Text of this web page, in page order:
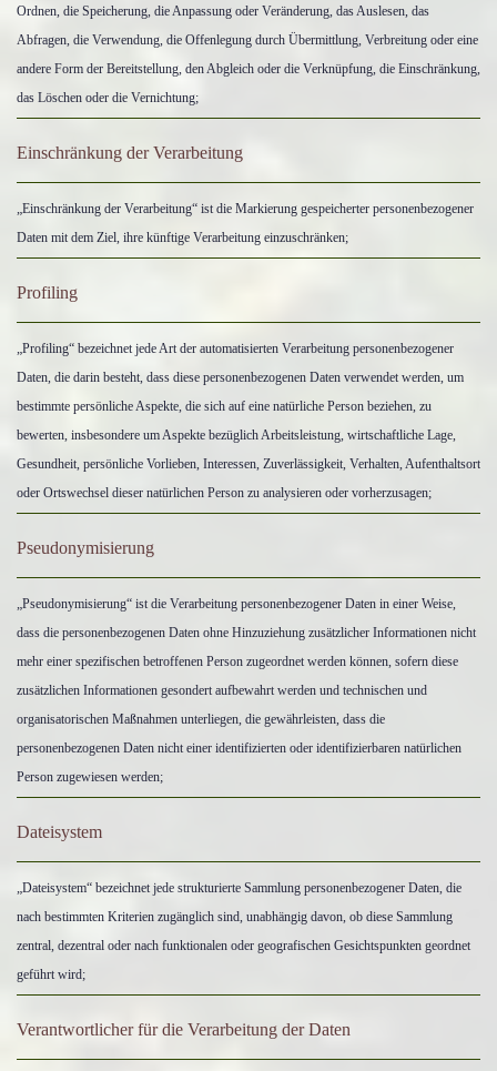
Ordnen, die Speicherung, die Anpassung oder Veränderung, das Auslesen, das
Abfragen, die Verwendung, die Offenlegung durch Übermittlung, Verbreitung oder eine
andere Form der Bereitstellung, den Abgleich oder die Verknüpfung, die Einschränkung,
das Löschen oder die Vernichtung;
Einschränkung der Verarbeitung
„Einschränkung der Verarbeitung“ ist die Markierung gespeicherter personenbezogener
Daten mit dem Ziel, ihre künftige Verarbeitung einzuschränken;
Profiling
„Profiling“ bezeichnet jede Art der automatisierten Verarbeitung personenbezogener
Daten, die darin besteht, dass diese personenbezogenen Daten verwendet werden, um
bestimmte persönliche Aspekte, die sich auf eine natürliche Person beziehen, zu
bewerten, insbesondere um Aspekte bezüglich Arbeitsleistung, wirtschaftliche Lage,
Gesundheit, persönliche Vorlieben, Interessen, Zuverlässigkeit, Verhalten, Aufenthaltsort
oder Ortswechsel dieser natürlichen Person zu analysieren oder vorherzusagen;
Pseudonymisierung
„Pseudonymisierung“ ist die Verarbeitung personenbezogener Daten in einer Weise,
dass die personenbezogenen Daten ohne Hinzuziehung zusätzlicher Informationen nicht
mehr einer spezifischen betroffenen Person zugeordnet werden können, sofern diese
zusätzlichen Informationen gesondert aufbewahrt werden und technischen und
organisatorischen Maßnahmen unterliegen, die gewährleisten, dass die
personenbezogenen Daten nicht einer identifizierten oder identifizierbaren natürlichen
Person zugewiesen werden;
Dateisystem
„Dateisystem“ bezeichnet jede strukturierte Sammlung personenbezogener Daten, die
nach bestimmten Kriterien zugänglich sind, unabhängig davon, ob diese Sammlung
zentral, dezentral oder nach funktionalen oder geografischen Gesichtspunkten geordnet
geführt wird;
Verantwortlicher für die Verarbeitung der Daten